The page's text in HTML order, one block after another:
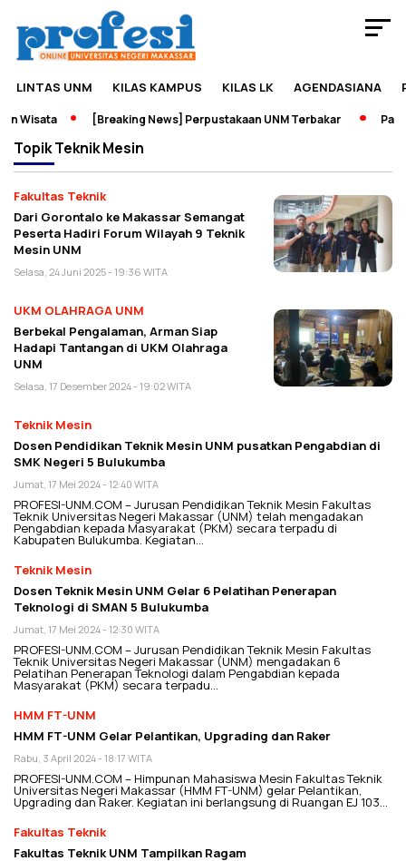
LINTAS UNM KILAS KAMPUS KILAS LK AGENDASIANA
Wisata [Breaking News] Perpustakaan UNM Terbakar
TopikTeknik Mesin
Fakultas Teknik
Dari Gorontalo ke Makassar Semangat
Peserta Hadiri Forum Wilayah 9 Teknik
Mesin UNM
Selasa, 24 Juni 2025 - 19:36 WITA
UKM OLAHRAGA UNM
Berbekal Pengalaman, Arman Siap
Hadapi Tantangan di UKM Olahraga
UNM
Selasa, 17 Desember 2024 - 19:02 WITA
Teknik Mesin
Dosen Pendidikan Teknik Mesin UNM pusatkan Pengabdian di
SMK Negeri 5 Bulukumba
Jumat, 17 Mei 2024 - 12:40 WITA
PROFESI-UNM.COM – Jurusan Pendidikan Teknik Mesin Fakultas
Teknik Universitas Negeri Makassar (UNM) telah mengadakan
Pengabdian kepada Masyarakat (PKM) secara terpadu di
Kabupaten Bulukumba. Kegiatan…
Teknik Mesin
Dosen Teknik Mesin UNM Gelar 6 Pelatihan Penerapan
Teknologi di SMAN 5 Bulukumba
Jumat, 17 Mei 2024 - 12:30 WITA
PROFESI-UNM.COM – Jurusan Pendidikan Teknik Mesin Fakultas
Teknik Universitas Negeri Makassar (UNM) mengadakan 6
Pelatihan Penerapan Teknologi dalam Pengabdian kepada
Masyarakat (PKM) secara terpadu…
HMM FT-UNM
HMM FT-UNM Gelar Pelantikan, Upgrading dan Raker
Rabu, 3 April 2024 - 18:17 WITA
PROFESI-UNM.COM – Himpunan Mahasiswa Mesin Fakultas Teknik
Universitas Negeri Makassar (HMM FT-UNM) gelar Pelantikan,
Upgrading dan Raker. Kegiatan ini berlangsung di Ruangan EJ 103…
Fakultas Teknik
Fakultas Teknik UNM Tampilkan Ragam